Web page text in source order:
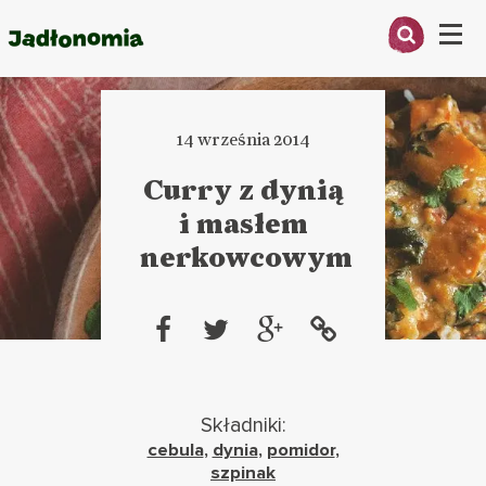
Menu
ARTYKUŁY
KSIĄŻKI
KONTAKT
14 września 2014
Curry z dynią
i masłem
nerkowcowym
Składniki:
cebula, dynia, pomidor,
szpinak